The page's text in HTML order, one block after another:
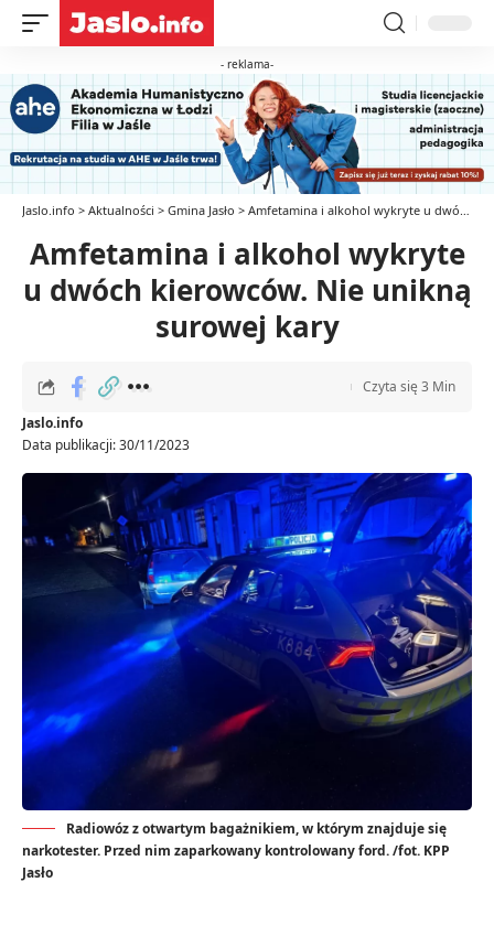
- reklama-
Jaslo.info > Aktualności > Gmina Jasło > Amfetamina i alkohol wykryte u dwóch kierowców. Nie unikną surowej kary
Amfetamina i alkohol wykryte
u dwóch kierowców. Nie unikną
surowej kary
Data publikacji: 30/11/2023
Jaslo.info
Czyta się 3 Min
Radiowóz z otwartym bagażnikiem, w którym znajduje się
narkotester. Przed nim zaparkowany kontrolowany ford. /fot. KPP
Jasło